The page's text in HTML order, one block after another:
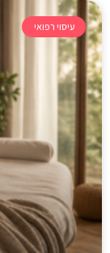
עיסוי רפואי